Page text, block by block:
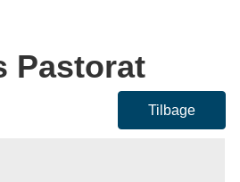
Pastorat
Tilbage